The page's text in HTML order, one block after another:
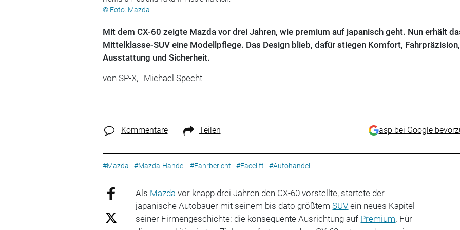
© Foto: Mazda
Mit dem CX-60 zeigte Mazda vor drei Jahren, wie premium auf japanisch geht. Nun erhält
Mittelklasse-SUV eine Modellpflege. Das Design blieb, dafür stiegen Komfort, Fahrpräzision,
Ausstattung und Sicherheit.
von SP-X, Michael Specht
Kommentare Teilen asp bei Google
#Mazda #Mazda-Handel #Fahrbericht #Facelift #Autohandel
Als Mazda vor knapp drei Jahren den CX-60 vorstellte, startete der
japanische Autobauer mit seinem bis dato größtemSUV ein neues Kapitel
seiner Firmengeschichte: die konsequente Ausrichtung auf Premium. Für